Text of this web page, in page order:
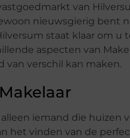
van
nieuwsgierig bent
staat klaar om
aspecten van
van verschil kan maken.
iemand die huizen
het vinden van de